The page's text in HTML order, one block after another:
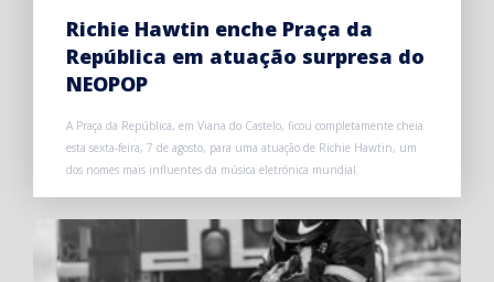
Richie Hawtin enche Praça da
República em atuação surpresa do
NEOPOP
A Praça da República, em Viana do Castelo, ficou completamente cheia
esta sexta-feira, 7 de agosto, para uma atuação de Richie Hawtin, um
dos nomes mais influentes da música eletrónica mundial.